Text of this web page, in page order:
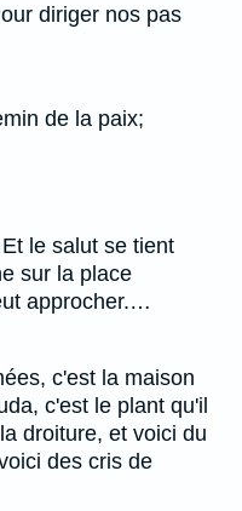
diriger nos pas
de la paix;
le salut se tient
sur la place
approcher.…
c'est la maison
c'est le plant qu'il
droiture, et voici du
des cris de